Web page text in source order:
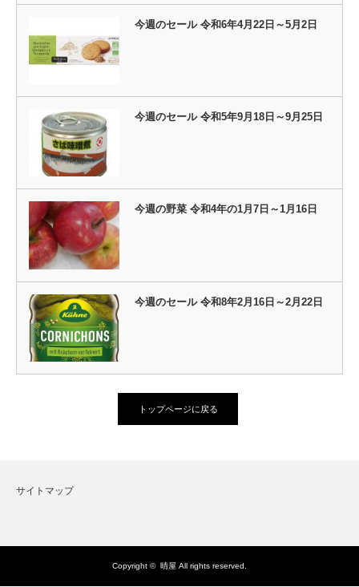
今週のセール 令和6年4月22日～5月2日
今週のセール 令和5年9月18日～9月25日
今週の野菜 令和4年の1月7日～1月16日
今週のセール 令和8年2月16日～2月22日
トップページに戻る
サイトマップ
Copyright © 晴屋 All rights reserved.